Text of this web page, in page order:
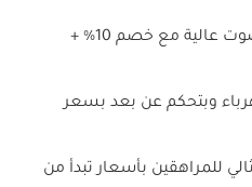
جودة صوت عالية مع خصم 10% +
وبتحكم عن بعد بسعر
للمراهقين بأسعار تبدأ من